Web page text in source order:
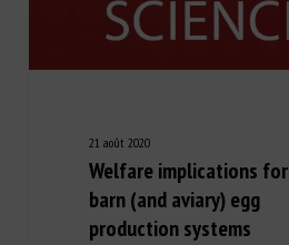
21 août 2020
Welfare implications for
barn (and aviary) egg
production systems